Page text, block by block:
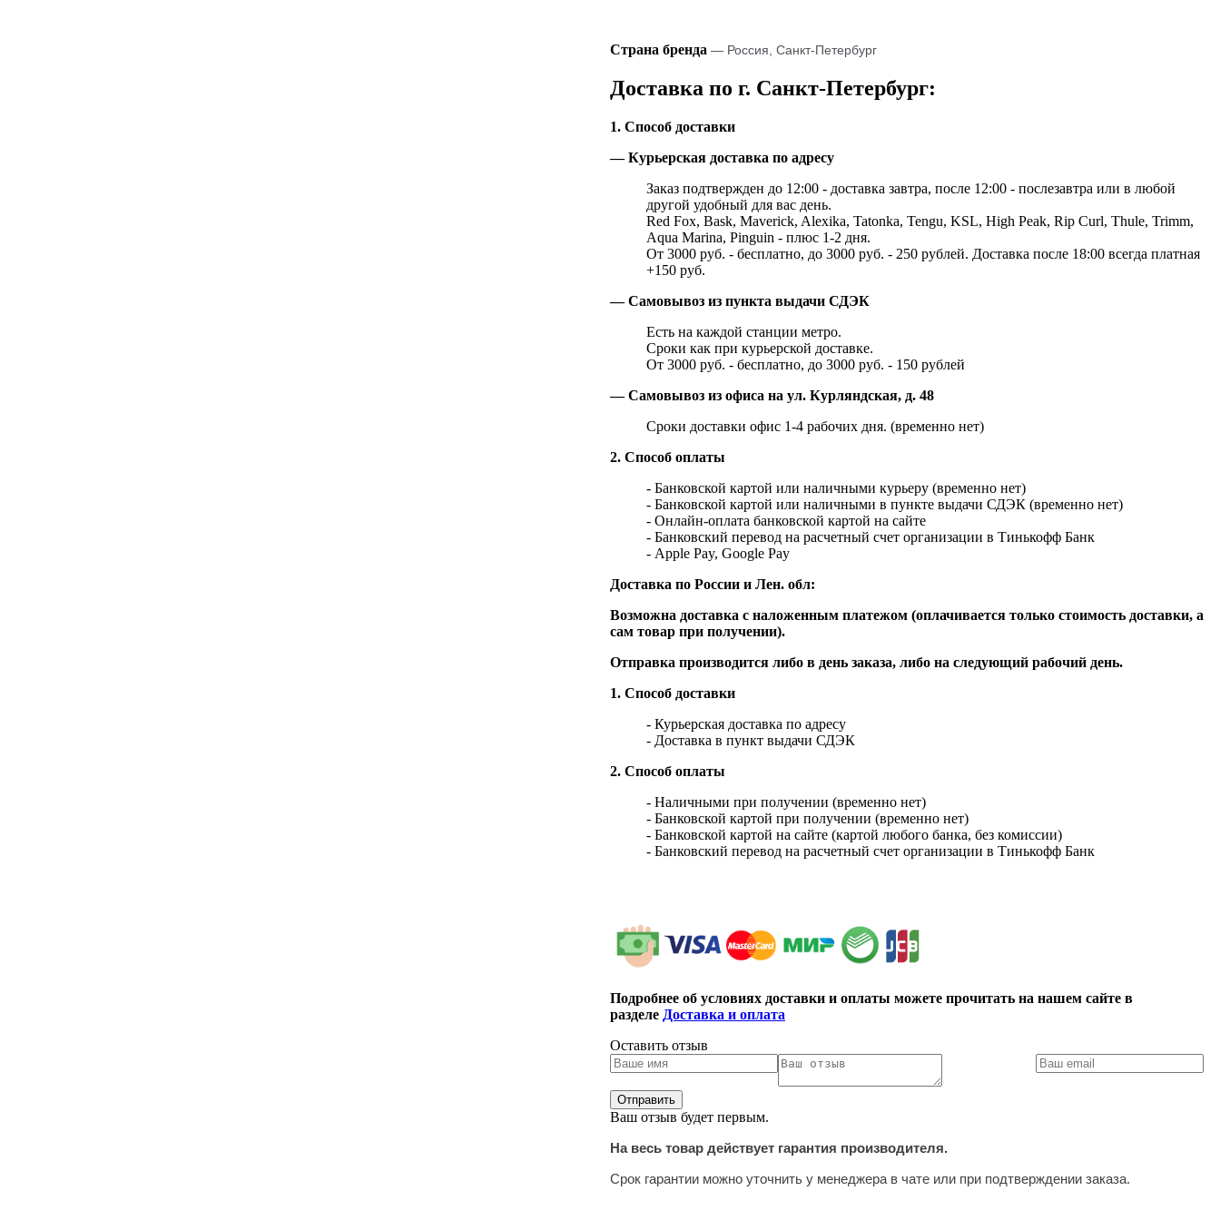
Страна бренда — Россия, Санкт-Петербург
Доставка по г. Санкт-Петербург:
1. Способ доставки
— Курьерская доставка по адресу
Заказ подтвержден до 12:00 - доставка завтра, после 12:00 - послезавтра или в любой
другой удобный для вас день.
Red Fox, Bask, Maverick, Alexika, Tatonka, Tengu, KSL, High Peak, Rip Curl, Thule, Trimm,
Aqua Marina, Pinguin - плюс 1-2 дня.
От 3000 руб. - бесплатно, до 3000 руб. - 250 рублей. Доставка после 18:00 всегда платная
+150 руб.
— Самовывоз из пункта выдачи СДЭК
Есть на каждой станции метро.
Сроки как при курьерской доставке.
От 3000 руб. - бесплатно, до 3000 руб. - 150 рублей
— Самовывоз из офиса на ул. Курляндская, д. 48
Сроки доставки офис 1-4 рабочих дня. (временно нет)
2. Способ оплаты
- Банковской картой или наличными курьеру (временно нет)
- Банковской картой или наличными в пункте выдачи СДЭК (временно нет)
- Онлайн-оплата банковской картой на сайте
- Банковский перевод на расчетный счет организации в Тинькофф Банк
- Apple Pay, Google Pay
Доставка по России и Лен. обл:
Возможна доставка с наложенным платежом (оплачивается только стоимость доставки, а
сам товар при получении).
Отправка производится либо в день заказа, либо на следующий рабочий день.
1. Способ доставки
- Курьерская доставка по адресу
- Доставка в пункт выдачи СДЭК
2. Способ оплаты
- Наличными при получении (временно нет)
- Банковской картой при получении (временно нет)
- Банковской картой на сайте (картой любого банка, без комиссии)
- Банковский перевод на расчетный счет организации в Тинькофф Банк
Подробнее об условиях доставки и оплаты можете прочитать на нашем сайте в
разделе Доставка и оплата
Оставить отзыв
Ваш отзыв будет первым.
На весь товар действует гарантия производителя.
Срок гарантии можно уточнить у менеджера в чате или при подтверждении заказа.